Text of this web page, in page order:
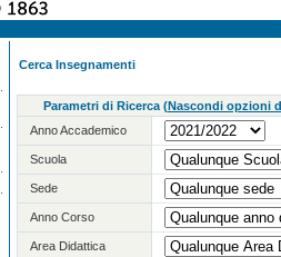
Cerca Insegnamenti
Parametri di Ricerca (Nascondi opzioni
Anno Accademico
Scuola
Sede
Anno Corso
Area Didattica